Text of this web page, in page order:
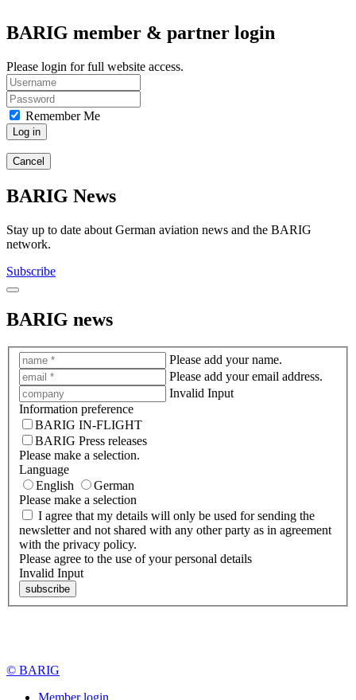
BARIG member & partner login
Please login for full website access.
Remember Me
Log in
Cancel
BARIG News
Stay up to date about German aviation news and the BARIG
network.
Subscribe
BARIG news
Please add your name.
Please add your email address.
Invalid Input
Information preference
BARIG IN-FLIGHT
BARIG Press releases
Please make a selection.
Language
English
German
Please make a selection
I agree that my details will only be used for sending the
newsletter and not shared with any other party as in agreement
with the privacy policy.
Please agree to the use of your personal details
Invalid Input
subscribe
© BARIG